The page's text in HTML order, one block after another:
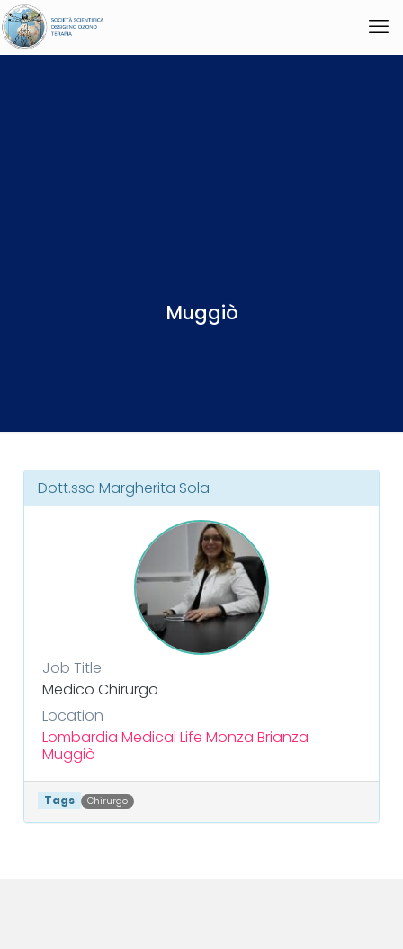
Muggiò
Dott.ssa Margherita Sola
Job Title
Medico Chirurgo
Location
Lombardia Medical Life Monza Brianza
Muggiò
Tags Chirurgo